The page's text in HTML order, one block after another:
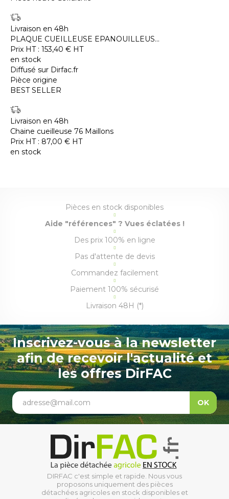
Livraison en 48h
PLAQUE CUEILLEUSE EPANOUILLEUS...
Prix HT : 153,40 € HT
en stock
Diffusé sur Dirfac.fr
Pièce origine
BEST SELLER
Livraison en 48h
Chaine cueilleuse 76 Maillons
Prix HT : 87,00 € HT
en stock
Pièces en stock disponibles
Aide "références" ? Vues éclatées !
Des prix 100% en ligne
Pas d'attente de devis
Commandez facilement
Paiement 100% sécurisé
Livraison 48H (*)
Inscrivez-vous à la newsletter
afin de recevoir l'actualité et
les offres DirFAC
adresse@mail.com OK
DIRFAC c'est simple et rapide. Nous vous
proposons uniquement des pièces
détachées agricoles en stock disponibles et